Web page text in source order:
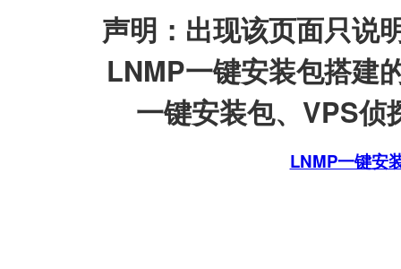
声明：出现该页面只说
LNMP一键安装包搭建
一键安装包、VPS
LNMP一键安